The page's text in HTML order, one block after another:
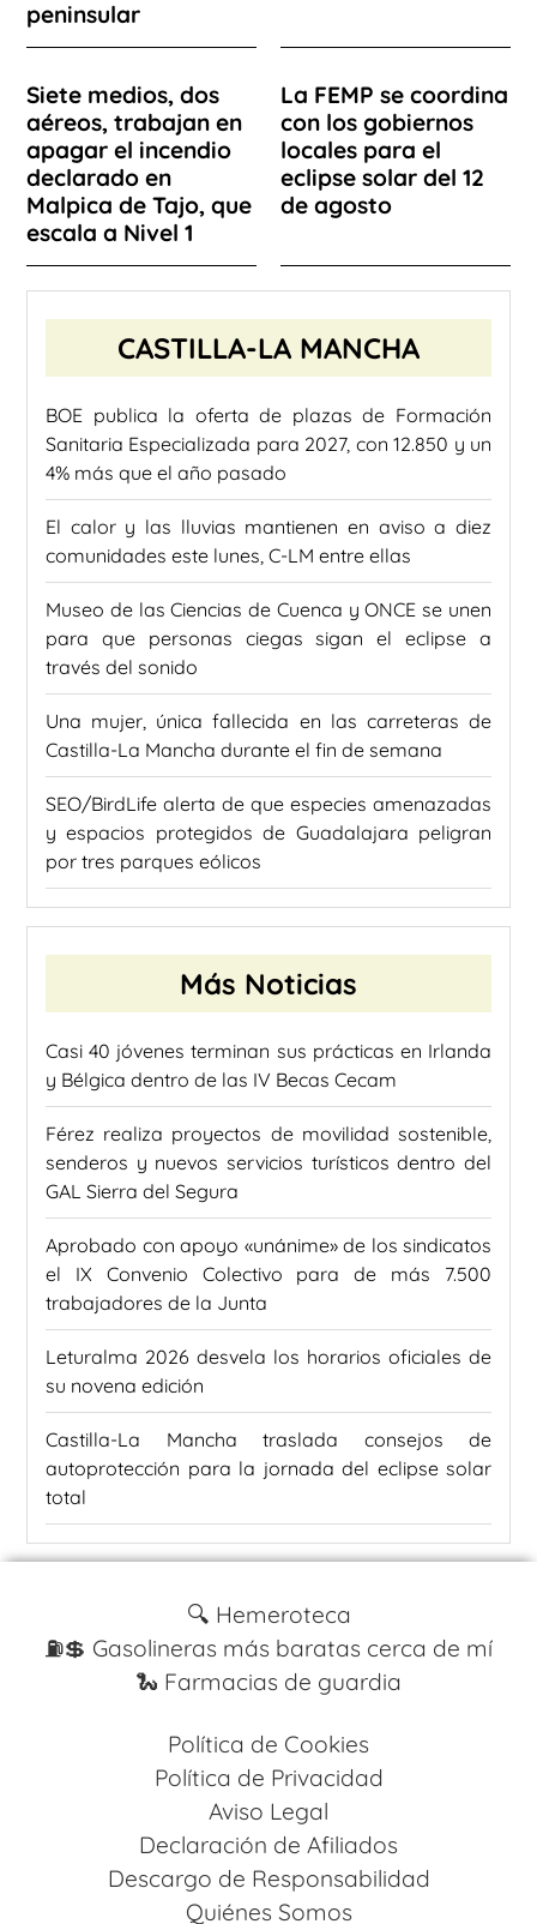
peninsular
Siete medios, dos
aéreos, trabajan en
apagar el incendio
declarado en
Malpica de Tajo, que
escala a Nivel 1
La FEMP se coordina
con los gobiernos
locales para el
eclipse solar del 12
de agosto
CASTILLA-LA MANCHA
BOE publica la oferta de plazas de Formación
Sanitaria Especializada para 2027, con 12.850 y un
4% más que el año pasado
El calor y las lluvias mantienen en aviso a diez
comunidades este lunes, C-LM entre ellas
Museo de las Ciencias de Cuenca y ONCE se unen
para que personas ciegas sigan el eclipse a
través del sonido
Una mujer, única fallecida en las carreteras de
Castilla-La Mancha durante el fin de semana
SEO/BirdLife alerta de que especies amenazadas
y espacios protegidos de Guadalajara peligran
por tres parques eólicos
Más Noticias
Casi 40 jóvenes terminan sus prácticas en Irlanda
y Bélgica dentro de las IV Becas Cecam
Férez realiza proyectos de movilidad sostenible,
senderos y nuevos servicios turísticos dentro del
GAL Sierra del Segura
Aprobado con apoyo «unánime» de los sindicatos
el IX Convenio Colectivo para de más 7.500
trabajadores de la Junta
Leturalma 2026 desvela los horarios oficiales de
su novena edición
Castilla-La Mancha traslada consejos de
autoprotección para la jornada del eclipse solar
total
🔍 Hemeroteca
⛽️💲 Gasolineras más baratas cerca de mí
🐍 Farmacias de guardia
Política de Cookies
Política de Privacidad
Aviso Legal
Declaración de Afiliados
Descargo de Responsabilidad
Quiénes Somos